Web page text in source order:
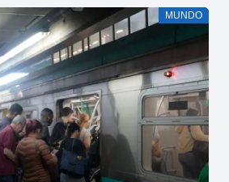
MUNDO